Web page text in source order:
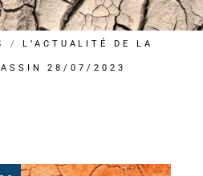
L’ACTUALITÉ DE LA
28/07/2023